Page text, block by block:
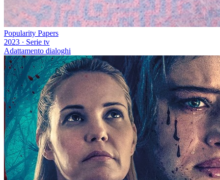
Popularity Papers
2023 · Serie tv
Adattamento dialoghi